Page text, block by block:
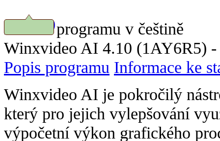
Náhled programu v češtině
Winxvideo AI 4.10 (1AY6R5) -
Popis programu Informace ke
Winxvideo AI je pokročilý
který pro jejich vylepšování
výpočetní výkon grafického